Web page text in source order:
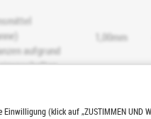
(klick auf „ZUSTIMMEN UND
aufgrund
1,00mm